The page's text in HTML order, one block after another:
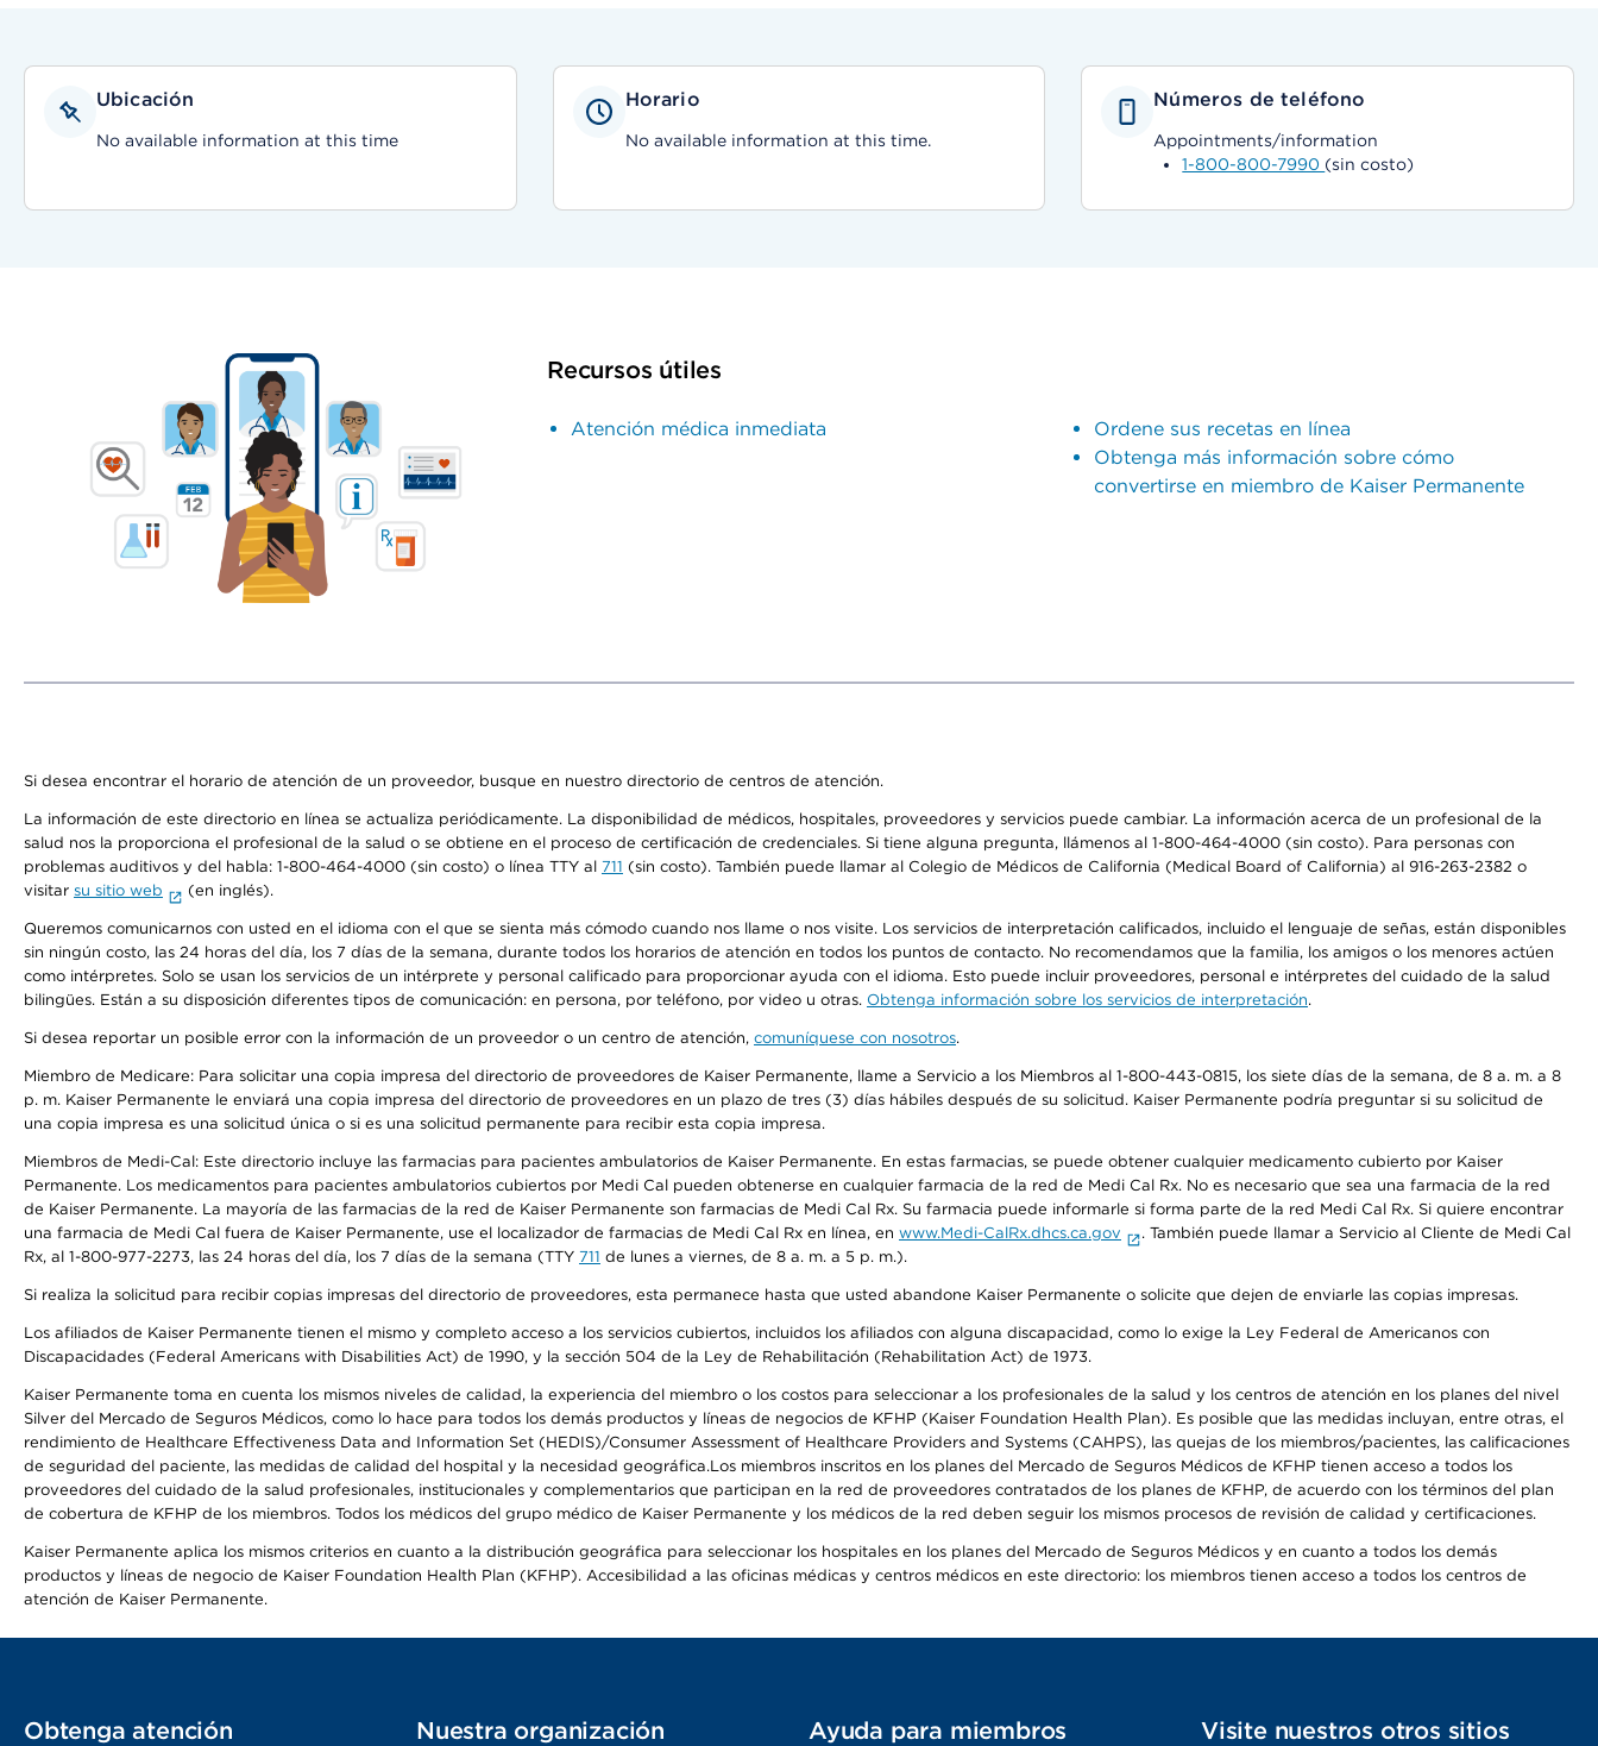
Ubicación
No available information at this time
Horario
No available information at this time.
Números de teléfono
Appointments/information
1-800-800-7990 (sin costo)
Recursos útiles
Atención médica inmediata
Ordene sus recetas en línea
Obtenga más información sobre cómo
convertirse en miembro de Kaiser Permanente
Si desea encontrar el horario de atención de un proveedor, busque en nuestro directorio de centros de atención.
La información de este directorio en línea se actualiza periódicamente. La disponibilidad de médicos, hospitales, proveedores y servicios puede cambiar. La información acerca de un profesional de la
salud nos la proporciona el profesional de la salud o se obtiene en el proceso de certificación de credenciales. Si tiene alguna pregunta, llámenos al 1-800-464-4000 (sin costo). Para personas con
problemas auditivos y del habla: 1-800-464-4000 (sin costo) o línea TTY al 711 (sin costo). También puede llamar al Colegio de Médicos de California (Medical Board of California) al 916-263-2382 o
visitar su sitio web (en inglés).
Queremos comunicarnos con usted en el idioma con el que se sienta más cómodo cuando nos llame o nos visite. Los servicios de interpretación calificados, incluido el lenguaje de señas, están disponibles
sin ningún costo, las 24 horas del día, los 7 días de la semana, durante todos los horarios de atención en todos los puntos de contacto. No recomendamos que la familia, los amigos o los menores actúen
como intérpretes. Solo se usan los servicios de un intérprete y personal calificado para proporcionar ayuda con el idioma. Esto puede incluir proveedores, personal e intérpretes del cuidado de la salud
bilingües. Están a su disposición diferentes tipos de comunicación: en persona, por teléfono, por video u otras. Obtenga información sobre los servicios de interpretación.
Si desea reportar un posible error con la información de un proveedor o un centro de atención, comuníquese con nosotros.
Miembro de Medicare: Para solicitar una copia impresa del directorio de proveedores de Kaiser Permanente, llame a Servicio a los Miembros al 1-800-443-0815, los siete días de la semana, de 8 a. m. a 8
p. m. Kaiser Permanente le enviará una copia impresa del directorio de proveedores en un plazo de tres (3) días hábiles después de su solicitud. Kaiser Permanente podría preguntar si su solicitud de
una copia impresa es una solicitud única o si es una solicitud permanente para recibir esta copia impresa.
Miembros de Medi-Cal: Este directorio incluye las farmacias para pacientes ambulatorios de Kaiser Permanente. En estas farmacias, se puede obtener cualquier medicamento cubierto por Kaiser
Permanente. Los medicamentos para pacientes ambulatorios cubiertos por Medi Cal pueden obtenerse en cualquier farmacia de la red de Medi Cal Rx. No es necesario que sea una farmacia de la red
de Kaiser Permanente. La mayoría de las farmacias de la red de Kaiser Permanente son farmacias de Medi Cal Rx. Su farmacia puede informarle si forma parte de la red Medi Cal Rx. Si quiere encontrar
una farmacia de Medi Cal fuera de Kaiser Permanente, use el localizador de farmacias de Medi Cal Rx en línea, en www.Medi-CalRx.dhcs.ca.gov
. También puede llamar a Servicio al Cliente de Medi Cal
Rx, al 1-800-977-2273, las 24 horas del día, los 7 días de la semana (TTY 711 de lunes a viernes, de 8 a. m. a 5 p. m.).
Si realiza la solicitud para recibir copias impresas del directorio de proveedores, esta permanece hasta que usted abandone Kaiser Permanente o solicite que dejen de enviarle las copias impresas.
Los afiliados de Kaiser Permanente tienen el mismo y completo acceso a los servicios cubiertos, incluidos los afiliados con alguna discapacidad, como lo exige la Ley Federal de Americanos con
Discapacidades (Federal Americans with Disabilities Act) de 1990, y la sección 504 de la Ley de Rehabilitación (Rehabilitation Act) de 1973.
Kaiser Permanente toma en cuenta los mismos niveles de calidad, la experiencia del miembro o los costos para seleccionar a los profesionales de la salud y los centros de atención en los planes del nivel
Silver del Mercado de Seguros Médicos, como lo hace para todos los demás productos y líneas de negocios de KFHP (Kaiser Foundation Health Plan). Es posible que las medidas incluyan, entre otras, el
rendimiento de Healthcare Effectiveness Data and Information Set (HEDIS)/Consumer Assessment of Healthcare Providers and Systems (CAHPS), las quejas de los miembros/pacientes, las calificaciones
de seguridad del paciente, las medidas de calidad del hospital y la necesidad geográfica.Los miembros inscritos en los planes del Mercado de Seguros Médicos de KFHP tienen acceso a todos los
proveedores del cuidado de la salud profesionales, institucionales y complementarios que participan en la red de proveedores contratados de los planes de KFHP, de acuerdo con los términos del plan
de cobertura de KFHP de los miembros. Todos los médicos del grupo médico de Kaiser Permanente y los médicos de la red deben seguir los mismos procesos de revisión de calidad y certificaciones.
Kaiser Permanente aplica los mismos criterios en cuanto a la distribución geográfica para seleccionar los hospitales en los planes del Mercado de Seguros Médicos y en cuanto a todos los demás
productos y líneas de negocio de Kaiser Foundation Health Plan (KFHP). Accesibilidad a las oficinas médicas y centros médicos en este directorio: los miembros tienen acceso a todos los centros de
atención de Kaiser Permanente.
Obtenga atención Nuestra organización Ayuda para miembros Visite nuestros otros sitios